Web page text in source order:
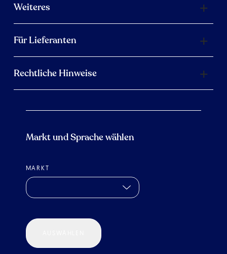
Weiteres
Für Lieferanten
Rechtliche Hinweise
Markt und Sprache wählen
MARKT